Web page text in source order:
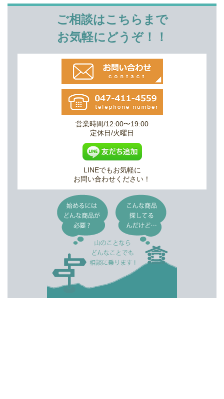
ご相談はこちらまで
お気軽にどうぞ！！
営業時間/12:00〜19:00
定休日/火曜日
LINEでもお気軽に
お問い合わせください！